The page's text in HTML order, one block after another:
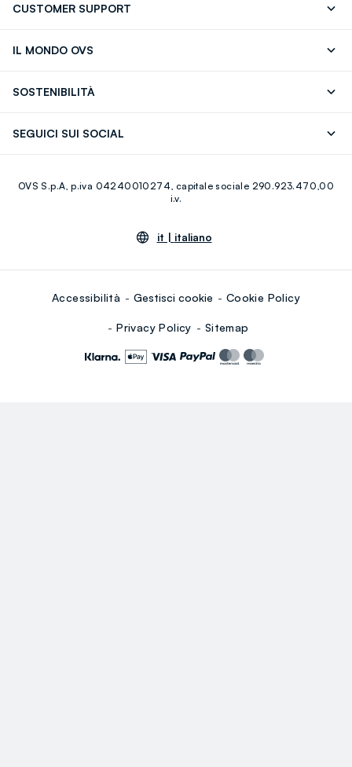
CUSTOMER SUPPORT
IL MONDO OVS
Giftcard
SOSTENIBILITÀ
SEGUICI SUI SOCIAL
Youtube Linkedin
OVS S.p.A, p.iva 04240010274, capitale sociale 290.923.470,00
i.v.
it | italiano
Accessibilità Gestisci cookie Cookie Policy
Privacy Policy Sitemap